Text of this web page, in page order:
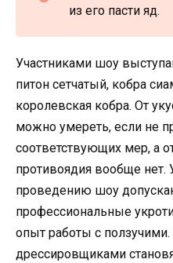
из его пасти яд.
Участниками шоу
питон сетчатый, кобра
королевская кобра. От
можно умереть, если не
соответствующих мер, а
противоядия вообще нет.
проведению шоу
профессиональные
опыт работы с ползучими.
дрессировщиками